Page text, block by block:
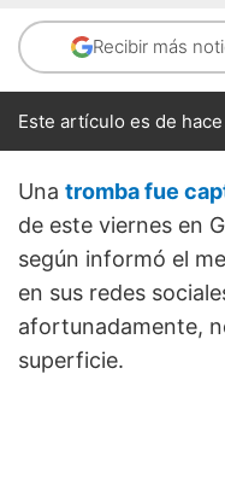
Recibir más
Este artículo es de hace
Una tromba fue
de este viernes en
según informó el
en sus redes
afortunadamente,
superficie.